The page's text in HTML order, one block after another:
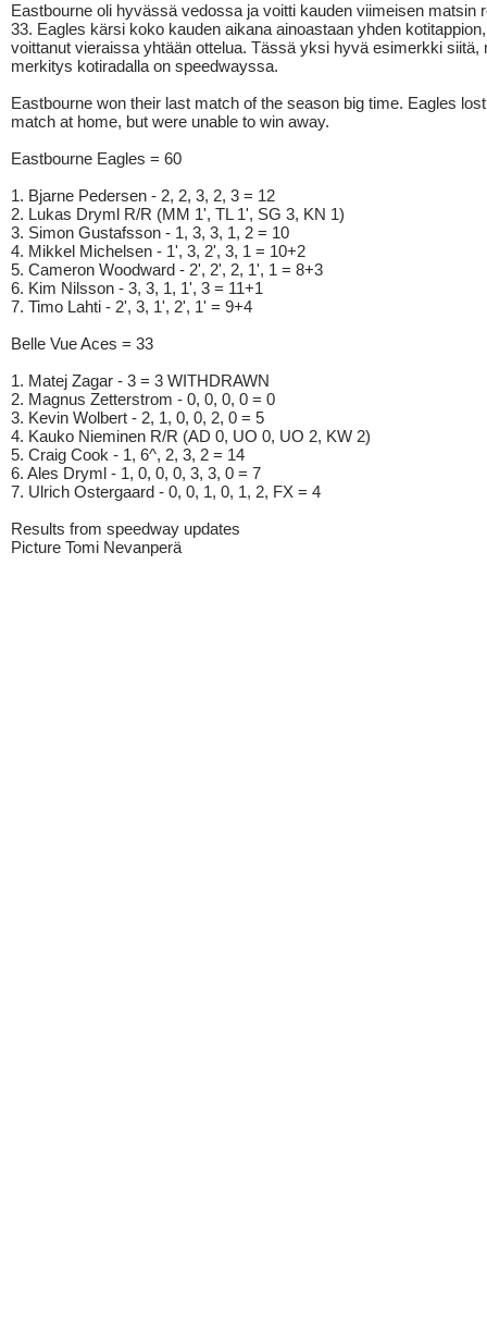
Eastbourne oli hyvässä vedossa ja voitti kauden viimeisen matsin
33. Eagles kärsi koko kauden aikana ainoastaan yhden
voittanut vieraissa yhtään ottelua. Tässä yksi hyvä esimerkki siitä,
merkitys kotiradalla on speedwayssa.
Eastbourne won their last match of the season big time. Eagles
match at home, but were unable to win away.
Eastbourne Eagles = 60
1. Bjarne Pedersen - 2, 2, 3, 2, 3 = 12
2. Lukas Dryml R/R (MM 1', TL 1', SG 3, KN 1)
3. Simon Gustafsson - 1, 3, 3, 1, 2 = 10
4. Mikkel Michelsen - 1', 3, 2', 3, 1 = 10+2
5. Cameron Woodward - 2', 2', 2, 1', 1 = 8+3
6. Kim Nilsson - 3, 3, 1, 1', 3 = 11+1
7. Timo Lahti - 2', 3, 1', 2', 1' = 9+4
Belle Vue Aces = 33
1. Matej Zagar - 3 = 3 WITHDRAWN
2. Magnus Zetterstrom - 0, 0, 0, 0 = 0
3. Kevin Wolbert - 2, 1, 0, 0, 2, 0 = 5
4. Kauko Nieminen R/R (AD 0, UO 0, UO 2, KW 2)
5. Craig Cook - 1, 6^, 2, 3, 2 = 14
6. Ales Dryml - 1, 0, 0, 0, 3, 3, 0 = 7
7. Ulrich Ostergaard - 0, 0, 1, 0, 1, 2, FX = 4
Results from speedway updates
Picture Tomi Nevanperä